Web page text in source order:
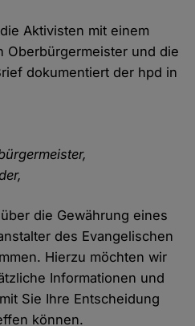
Aktivisten mit einem
Oberbürgermeister und die
dokumentiert der hpd in
die Gewährung eines
des Evangelischen
Hierzu möchten wir
Informationen und
Sie Ihre Entscheidung
können.